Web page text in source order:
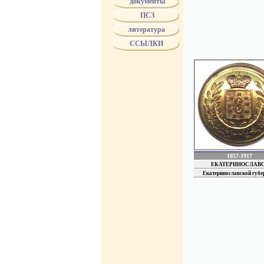
ПСЗ
литература
ССЫЛКИ
губернаторы имели
прокуроры. Эта
В 1824 г. цветовые
входящих в каждое
некоторых губерний
Различие между
должны были быть из
наименование
с 1834 года
МинЮста.
с 1853 года по 1856
4 июля 1857 года был
территориальных
в 1858 году всем
указаны особые
1857-1917
Екатеринославской